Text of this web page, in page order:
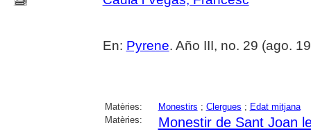
En: Pyrene. Año III, no. 29 (ago.
Matèries: Monestirs ; Clergues ; Edat mitjana
Matèries:
Monestir de Sant Joan